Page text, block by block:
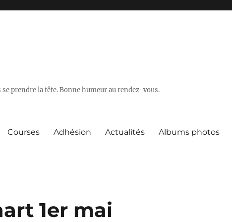
prendre la tête. Bonne humeur au rendez-vous.
Courses Adhésion Actualités Albums photos
1er mai